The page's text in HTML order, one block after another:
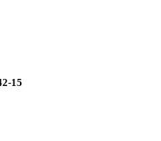
15